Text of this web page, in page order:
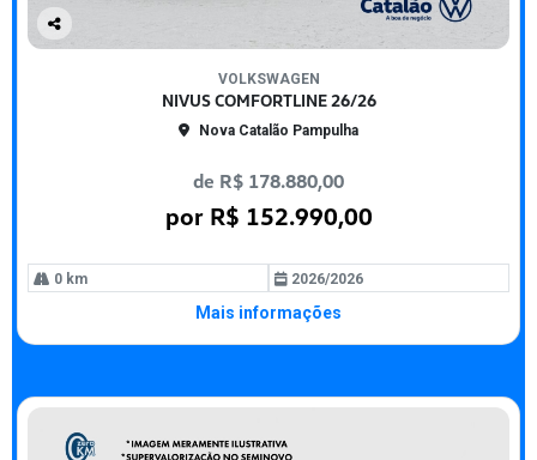
Co
VOLKSWAGEN
NIVUS COMFORTLINE 26/26
Nova Catalão Pampulha
de R$ 178.880,00
por R$ 152.990,00
0 km 2026/2026
Mais informações